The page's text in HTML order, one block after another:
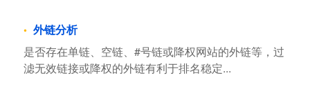
外链分析
是否存在单链、空链、#号链或降权网站的外链等，过
滤无效链接或降权的外链有利于排名稳定...